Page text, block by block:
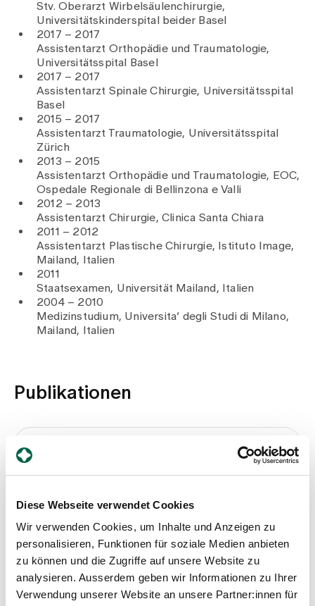
Diese Webseite verwendet Cookies
Wir verwenden Cookies, um Inhalte und Anzeigen zu
personalisieren, Funktionen für soziale Medien anbieten
zu können und die Zugriffe auf unsere Website zu
analysieren. Ausserdem geben wir Informationen zu Ihrer
Verwendung unserer Website an unsere Partner:innen für
Stv. Oberarzt Wirbelsäulenchirurgie,
Universitätskinderspital beider Basel
2017 – 2017
Assistentarzt Orthopädie und Traumatologie,
Universitätsspital Basel
2017 – 2017
Assistentarzt Spinale Chirurgie, Universitätsspital
Basel
2015 – 2017
Assistentarzt Traumatologie, Universitätsspital
Zürich
2013 – 2015
Assistentarzt Orthopädie und Traumatologie, EOC,
Ospedale Regionale di Bellinzona e Valli
2012 – 2013
Assistentarzt Chirurgie, Clinica Santa Chiara
2011 – 2012
Assistentarzt Plastische Chirurgie, Istituto Image,
Mailand, Italien
2011
Staatsexamen, Universität Mailand, Italien
2004 – 2010
Medizinstudium, Universita’ degli Studi di Milano,
Mailand, Italien
Publikationen
spinal stenosis and myelopathy after
review and meta-analysis
Mandelli F., Zhang Y., Aghlamandi S., Ewald H.,
Nüesch C., Schären S., Mündermann A., Netzer
C., 2024
Medium